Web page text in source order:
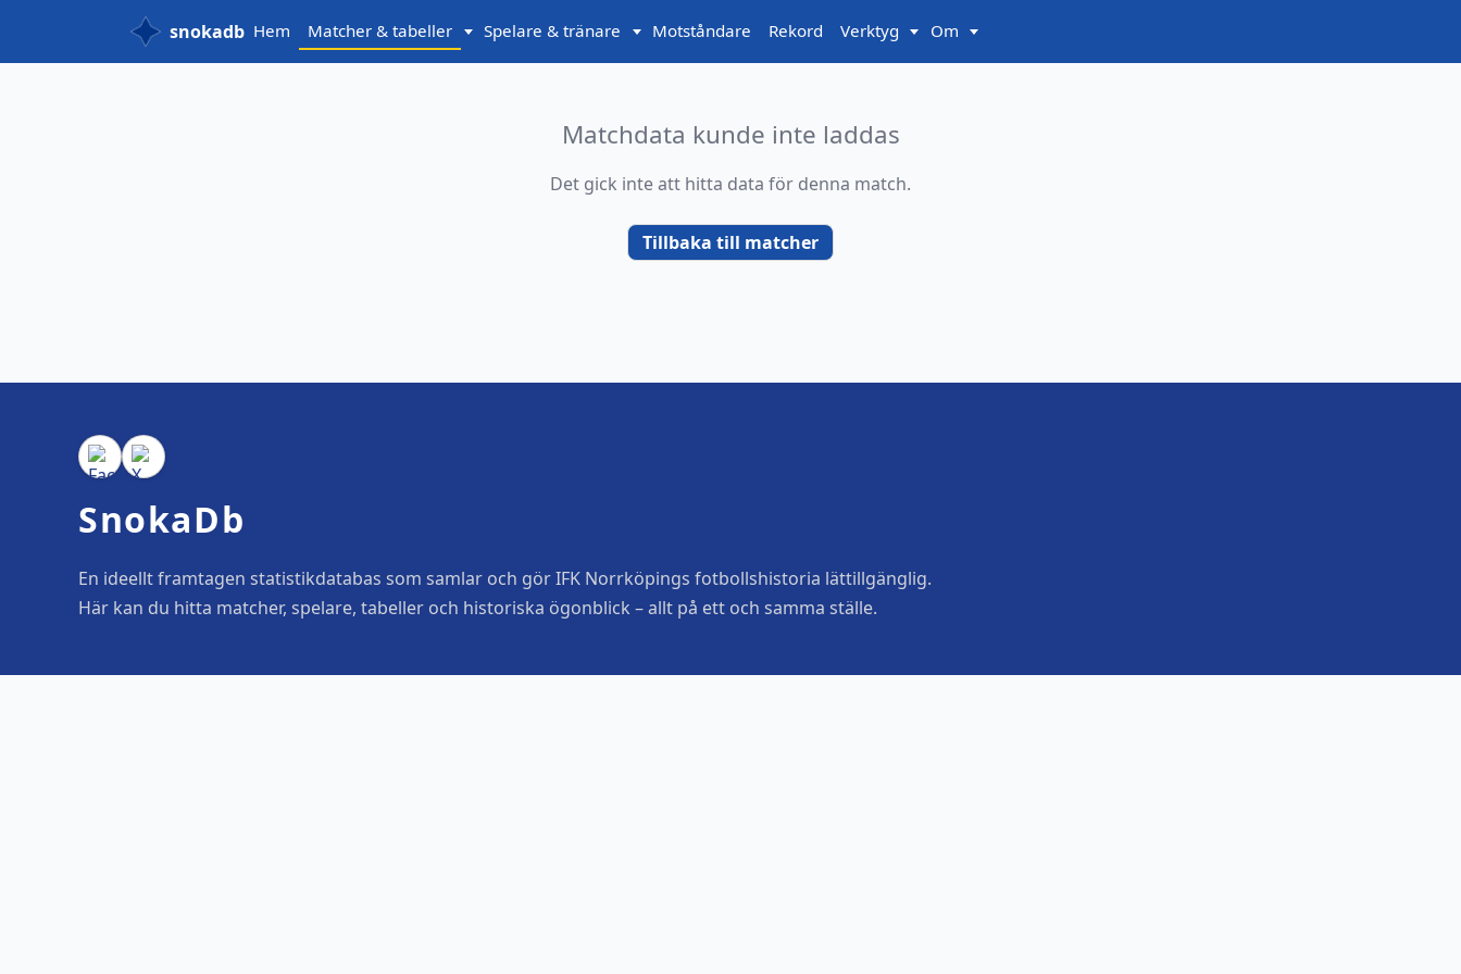
snokadb Hem Matcher & tabeller Spelare & tränare Motståndare Rekord Verktyg Om
Matchdata kunde inte laddas
Det gick inte att hitta data för denna match.
Tillbaka till matcher
SnokaDb
En ideellt framtagen statistikdatabas som samlar och gör IFK Norrköpings fotbollshistoria lättillgänglig.
Här kan du hitta matcher, spelare, tabeller och historiska ögonblick – allt på ett och samma ställe.